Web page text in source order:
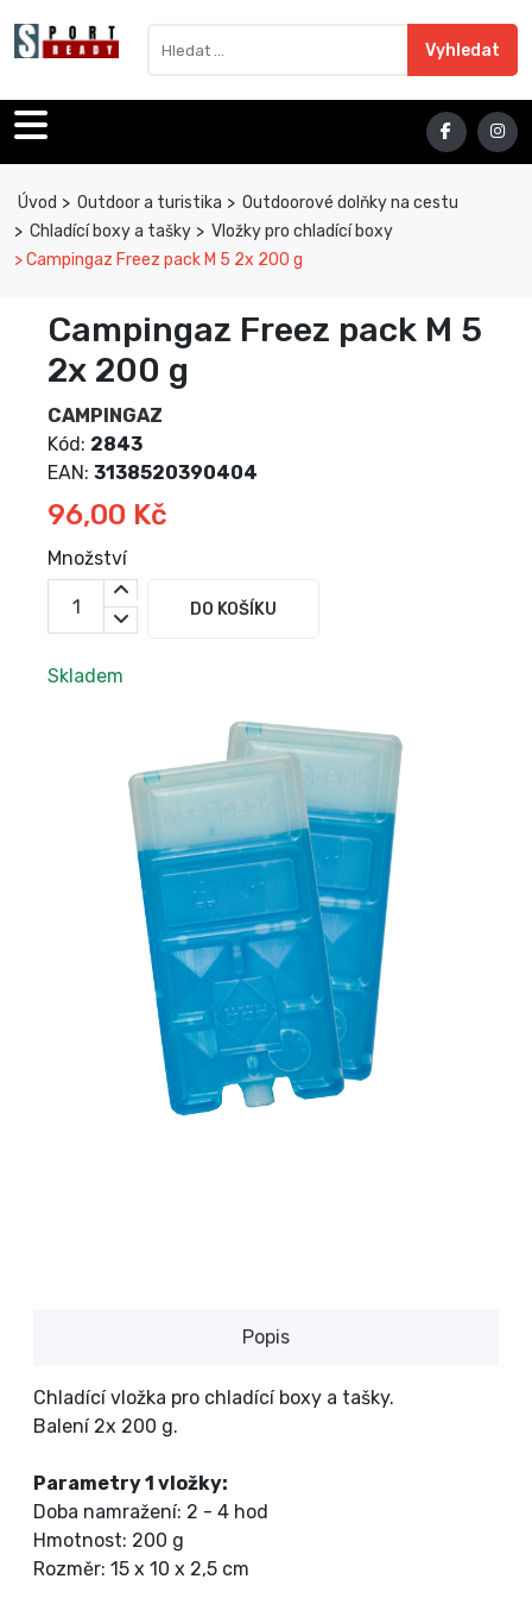
Sport Ready
Vyhledat
Úvod Outdoor a turistika
Outdoorové dolňky na cestu
Chladící boxy a tašky
Vložky pro chladící boxy
Campingaz Freez pack M 5 2x 200 g
Campingaz Freez pack M 5
2x 200 g
CAMPINGAZ
Kód: 2843
EAN: 3138520390404
96,00 Kč
Množství
DO KOŠÍKU
Skladem
Popis
Chladící vložka pro chladící boxy a tašky.
Balení 2x 200 g.
Parametry 1 vložky:
Doba namražení: 2 - 4 hod
Hmotnost: 200 g
Rozměr: 15 x 10 x 2,5 cm